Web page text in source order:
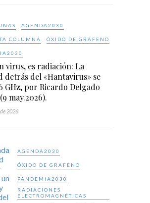
AGENDA2030
COLUMNA ÓXIDO DE GRAFENO
virus, es radiación: La
detrás del «Hantavirus» se
GHz, por Ricardo Delgado
may.2026).
2026
AGENDA2030
ÓXIDO DE GRAFENO
PANDEMIA2030
RADIACIONES
ELECTROMAGNÉTICAS